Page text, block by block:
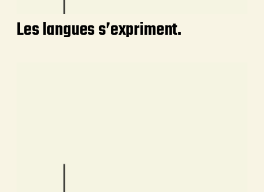
Les langues s’expriment.